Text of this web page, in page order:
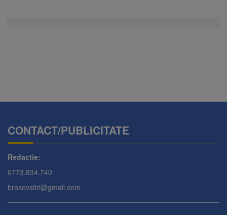
CONTACT/PUBLICITATE
Redactie:
0773.834.740
brasovstiri@gmail.com